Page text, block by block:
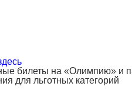
билеты на «Олимпию» и